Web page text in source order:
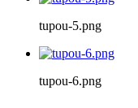
tupou-5.png
tupou-6.png